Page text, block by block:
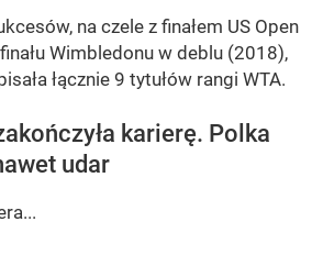
na czele z finałem US Open
Wimbledonu w deblu (2018),
łącznie 9 tytułów rangi WTA.
karierę. Polka
udar